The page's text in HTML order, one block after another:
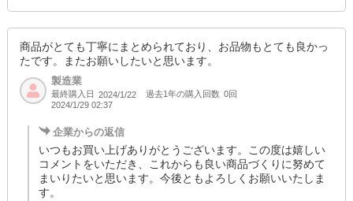
商品がとても丁寧にまとめられており、お品物もとても良かっ
たです。またお願いしたいと思います。
製造業
最終購入日 2024/1/22 過去1年の購入回数 0回
2024/1/29 02:37
企業からの返信
いつもお買い上げありがとうございます。この度は嬉しい
コメントをいただき、これからも良い商品づくりに努めて
まいりたいと思います。今後ともよろしくお願いいたしま
す。